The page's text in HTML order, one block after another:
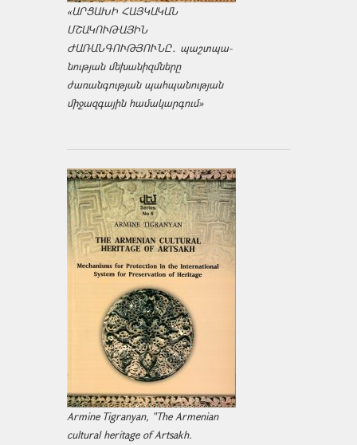
«ԱՐՑԱԽԻ ՀԱՅԿԱԿԱՆ
ՄՇԱԿՈՒԹԱՅԻՆ
ԺԱՌԱՆԳՈՒԹՅՈՒՆԸ․ պաշտպա­
նության մեխանիզմները
ժառանգության պահպանության
միջազ­գային համակարգում»
Armine Tigranyan, "The Armenian
cultural heritage of Artsakh.